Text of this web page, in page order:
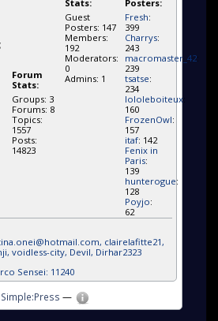
Posters:
Fresh:
399
Charrys:
243
macromaster_42:
239
tsatse:
234
lololeboiteux:
160
FrozenOwl:
157
itaf: 142
Fenix in
Paris:
139
hunterogue:
128
Poyjo:
62
Stats:
Guest
Posters: 147
Members:
192
Moderators:
0
Admins: 1
Forum
Stats:
Groups: 3
Forums: 8
Topics:
1557
Posts:
14823
, clairelafitte21 ,
, voidless-city, Devil, Dirhar2323
Sensei: 11240
Simple:Press —